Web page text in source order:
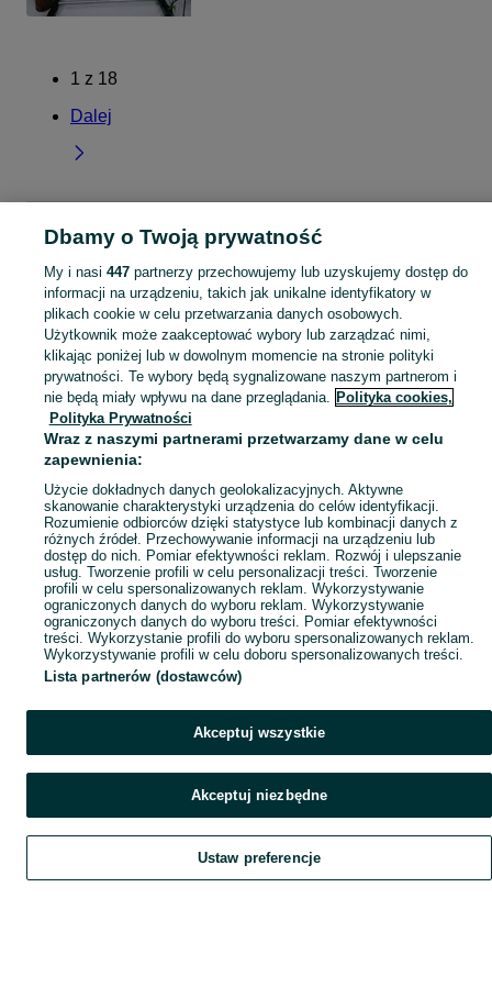
1 z 18
Dalej
Strona główna Zachodniopomorskie Paprotno
KATEGORIA
Skorzystaj z największego serwisu ogłoszeniowego - Paprotno i okolice! Kupuj to, czego pragniesz i sprzedawaj to, czego już nie potrzebujesz! Zobacz
Mapa kategorii
Mapa miejscowości
Mapa ministron
Szukaj Obserwujesz Dodaj Czat Konto
Dbamy o Twoją prywatność
My i nasi 447partnerzy przechowujemy lub uzyskujemy dostęp do
informacji na urządzeniu, takich jak unikalne identyfikatory w
plikach cookie w celu przetwarzania danych osobowych.
Użytkownik może zaakceptować wybory lub zarządzać nimi,
klikając poniżej lub w dowolnym momencie na stronie polityki
prywatności. Te wybory będą sygnalizowane naszym partnerom i
nie będą miały wpływu na dane przeglądania. Polityka cookies,
Polityka Prywatności
Wraz z naszymi partnerami przetwarzamy dane w celu
zapewnienia:
Użycie dokładnych danych geolokalizacyjnych. Aktywne
skanowanie charakterystyki urządzenia do celów identyfikacji.
Rozumienie odbiorców dzięki statystyce lub kombinacji danych z
różnych źródeł. Przechowywanie informacji na urządzeniu lub
dostęp do nich. Pomiar efektywności reklam. Rozwój i ulepszanie
usług. Tworzenie profili w celu personalizacji treści. Tworzenie
profili w celu spersonalizowanych reklam. Wykorzystywanie
ograniczonych danych do wyboru reklam. Wykorzystywanie
ograniczonych danych do wyboru treści. Pomiar efektywności
treści. Wykorzystanie profili do wyboru spersonalizowanych reklam.
Wykorzystywanie profili w celu doboru spersonalizowanych treści.
Lista partnerów (dostawców)
Akceptuj wszystkie
Akceptuj niezbędne
Ustaw preferencje